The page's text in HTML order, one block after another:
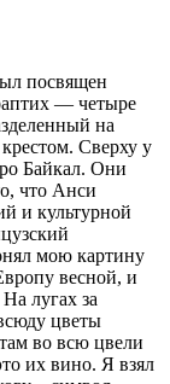
посвящен
— четыре
на
Сверху у
Байкал. Они
что Анси
и культурной
мою картину
весной, и
лугах за
цветы
во всю цвели
их вино. Я взял